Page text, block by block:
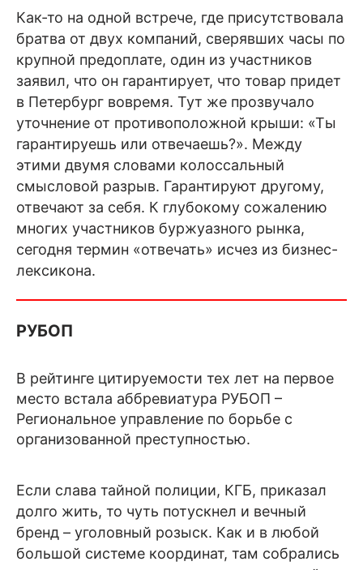
Как-то на одной встрече, где присутствовала
братва от двух компаний, сверявших часы по
крупной предоплате, один из участников
заявил, что он гарантирует, что товар придет
в Петербург вовремя. Тут же прозвучало
уточнение от противоположной крыши: «Ты
гарантируешь или отвечаешь?». Между
этими двумя словами колоссальный
смысловой разрыв. Гарантируют другому,
отвечают за себя. К глубокому сожалению
многих участников буржуазного рынка,
сегодня термин «отвечать» исчез из бизнес-
лексикона.
РУБОП
В рейтинге цитируемости тех лет на первое
место встала аббревиатура РУБОП –
Региональное управление по борьбе с
организованной преступностью.
Если слава тайной полиции, КГБ, приказал
долго жить, то чуть потускнел и вечный
бренд – уголовный розыск. Как и в любой
большой системе координат, там собрались